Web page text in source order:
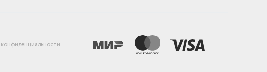
конфиденциальности